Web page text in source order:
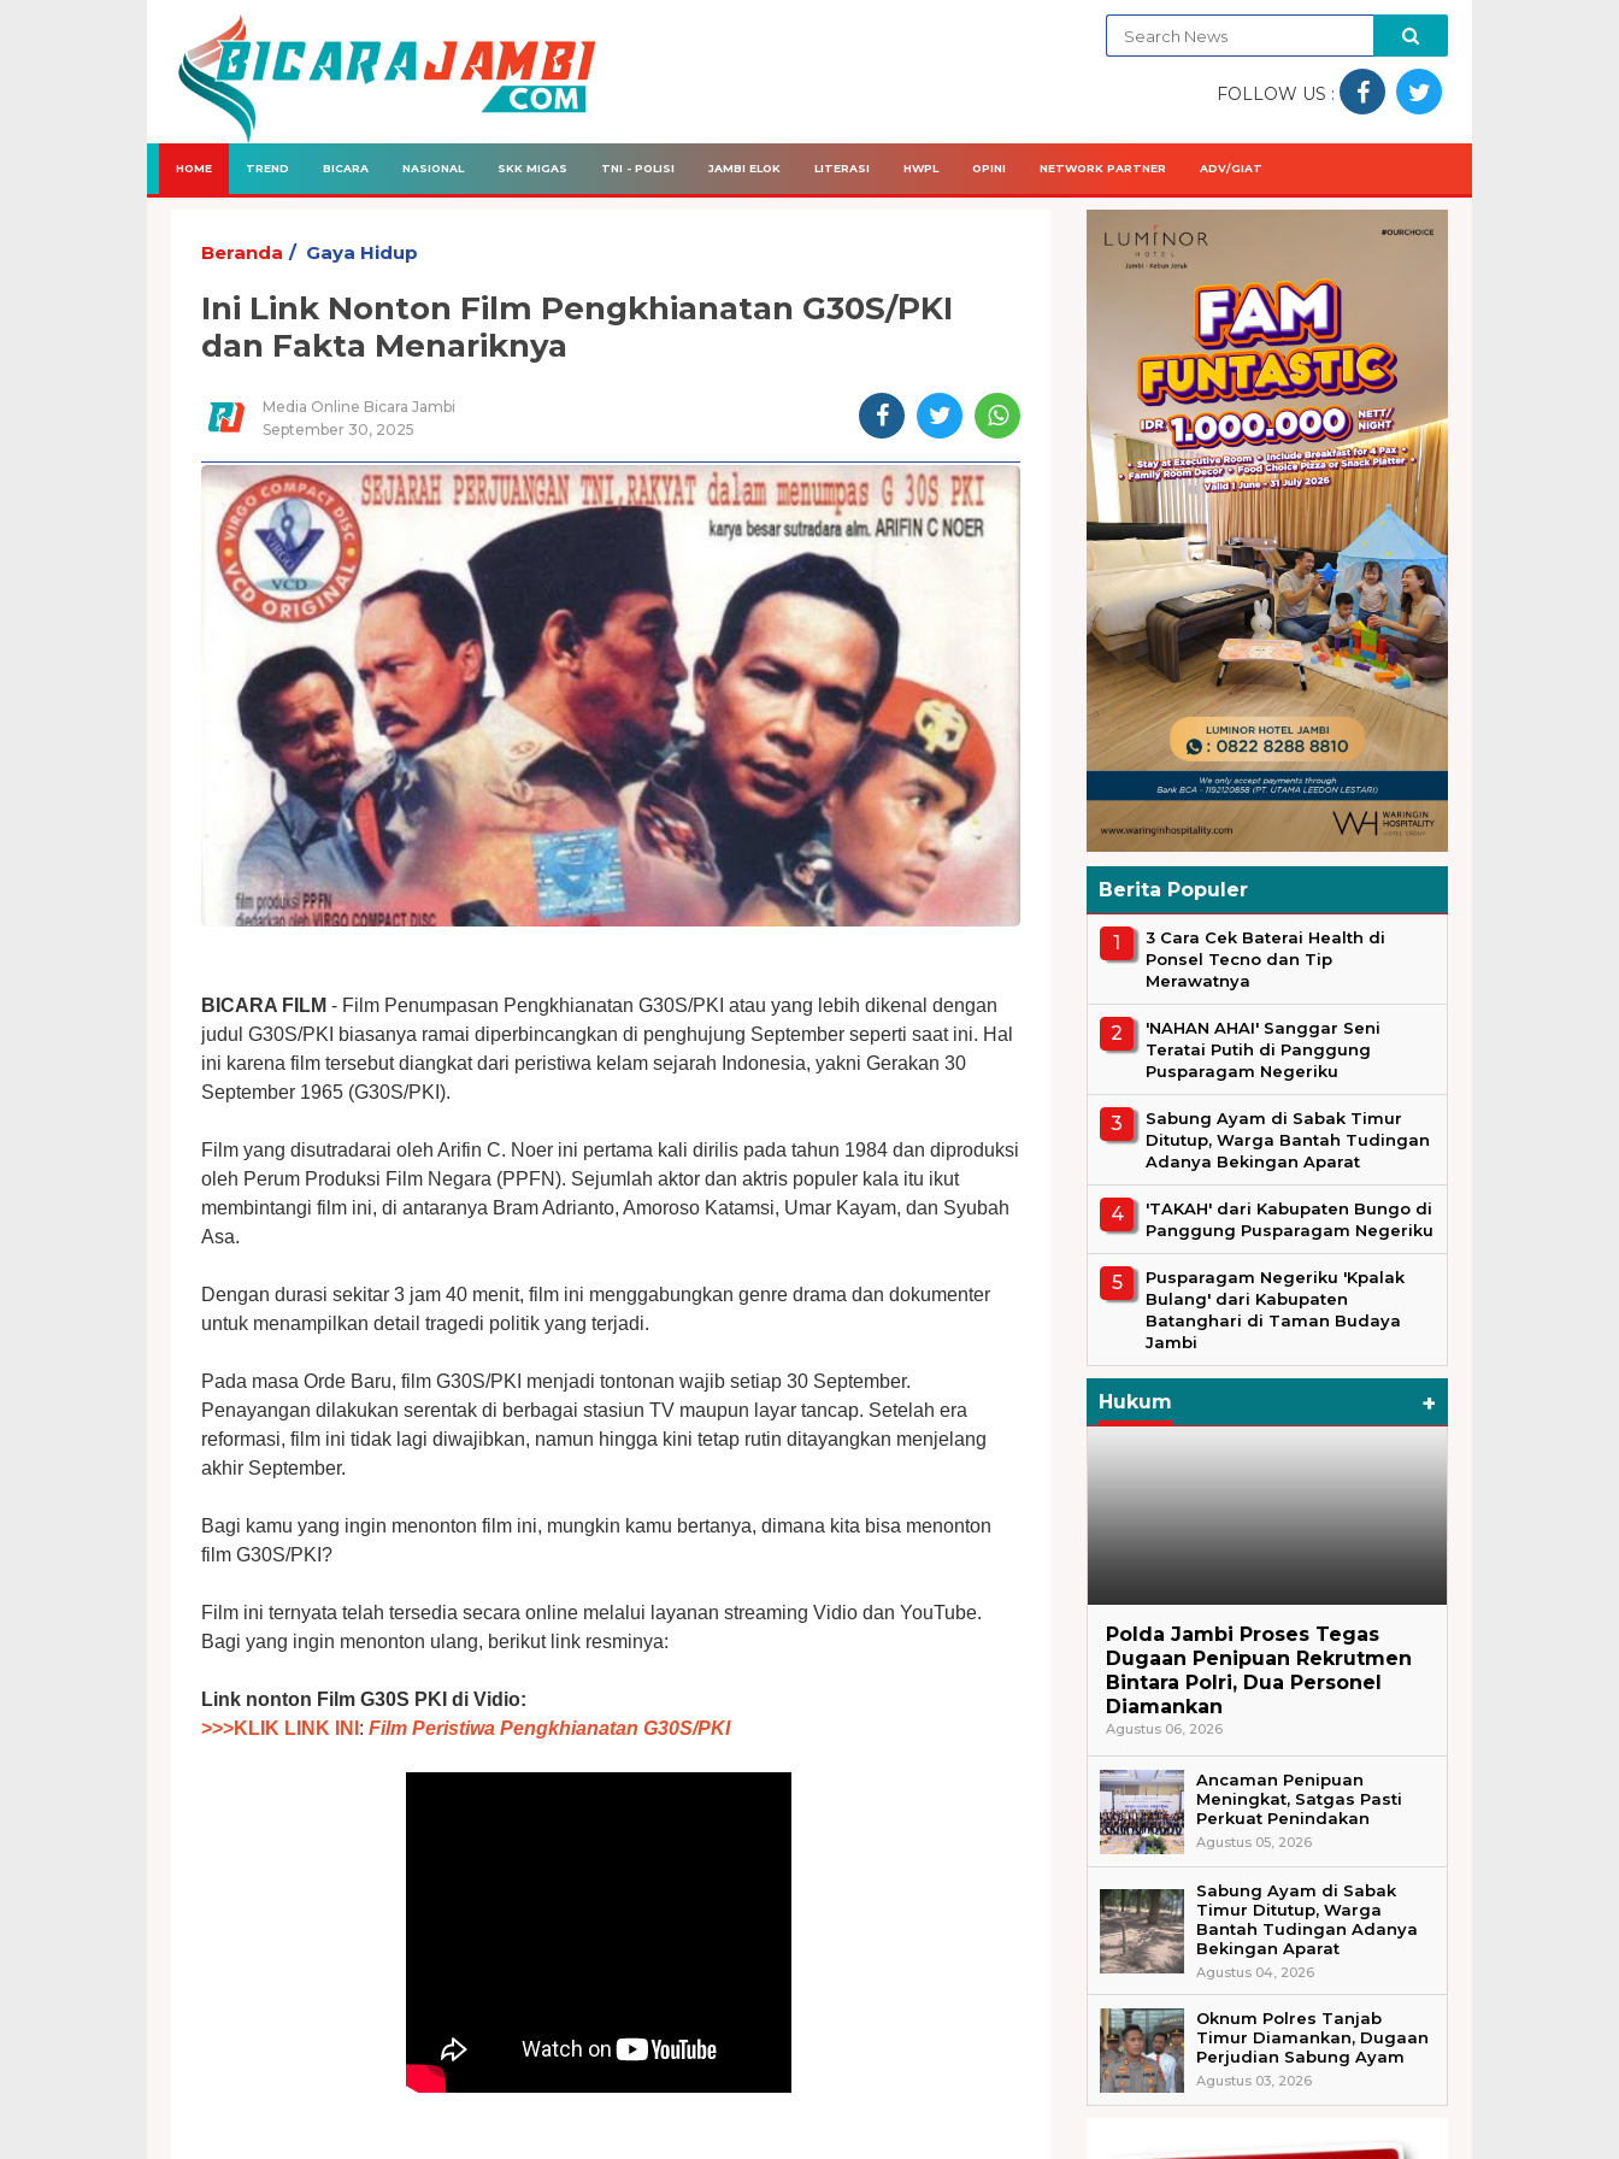
FOLLOW US :
HOME TREND BICARA NASIONAL SKK MIGAS TNI - POLISI JAMBI ELOK LITERASI HWPL OPINI NETWORK PARTNER ADV/GIAT
Beranda Gaya Hidup
Ini Link Nonton Film Pengkhianatan G30S/PKI
dan Fakta Menariknya
Media Online Bicara Jambi
September 30, 2025
BICARA FILM - Film Penumpasan Pengkhianatan G30S/PKI atau yang lebih dikenal dengan
judul G30S/PKI biasanya ramai diperbincangkan di penghujung September seperti saat ini. Hal
ini karena film tersebut diangkat dari peristiwa kelam sejarah Indonesia, yakni Gerakan 30
September 1965 (G30S/PKI).
Film yang disutradarai oleh Arifin C. Noer ini pertama kali dirilis pada tahun 1984 dan diproduksi
oleh Perum Produksi Film Negara (PPFN). Sejumlah aktor dan aktris populer kala itu ikut
membintangi film ini, di antaranya Bram Adrianto, Amoroso Katamsi, Umar Kayam, dan Syubah
Asa.
Dengan durasi sekitar 3 jam 40 menit, film ini menggabungkan genre drama dan dokumenter
untuk menampilkan detail tragedi politik yang terjadi.
Pada masa Orde Baru, film G30S/PKI menjadi tontonan wajib setiap 30 September.
Penayangan dilakukan serentak di berbagai stasiun TV maupun layar tancap. Setelah era
reformasi, film ini tidak lagi diwajibkan, namun hingga kini tetap rutin ditayangkan menjelang
akhir September.
Bagi kamu yang ingin menonton film ini, mungkin kamu bertanya, dimana kita bisa menonton
film G30S/PKI?
Film ini ternyata telah tersedia secara online melalui layanan streaming Vidio dan YouTube.
Bagi yang ingin menonton ulang, berikut link resminya:
Link nonton Film G30S PKI di Vidio:
>>>KLIK LINK INI : Film Peristiwa Pengkhianatan G30S/PKI
Berita Populer
3 Cara Cek Baterai Health di
Ponsel Tecno dan Tip
Merawatnya
'NAHAN AHAI' Sanggar Seni
Teratai Putih di Panggung
Pusparagam Negeriku
Sabung Ayam di Sabak Timur
Ditutup, Warga Bantah Tudingan
Adanya Bekingan Aparat
'TAKAH' dari Kabupaten Bungo di
Panggung Pusparagam Negeriku
Pusparagam Negeriku 'Kpalak
Bulang' dari Kabupaten
Batanghari di Taman Budaya
Jambi
Hukum +
Polda Jambi Proses Tegas
Dugaan Penipuan Rekrutmen
Bintara Polri, Dua Personel
Diamankan
Agustus 06, 2026
Ancaman Penipuan
Meningkat, Satgas Pasti
Perkuat Penindakan
Agustus 05, 2026
Sabung Ayam di Sabak
Timur Ditutup, Warga
Bantah Tudingan Adanya
Bekingan Aparat
Agustus 04, 2026
Oknum Polres Tanjab
Timur Diamankan, Dugaan
Perjudian Sabung Ayam
Agustus 03, 2026